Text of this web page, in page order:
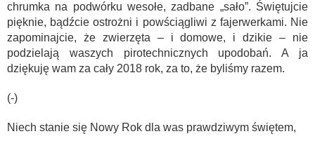
chrumka na podwórku wesołe, zadbane „sało”. Świętujcie
pięknie, bądźcie ostrożni i powściągliwi z fajerwerkami. Nie
zapominajcie, że zwierzęta – i domowe, i dzikie – nie
podzielają waszych pirotechnicznych upodobań. A ja
dziękuję wam za cały 2018 rok, za to, że byliśmy razem.
(-)
Niech stanie się Nowy Rok dla was prawdziwym świętem,